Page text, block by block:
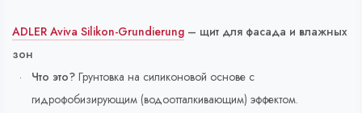
ADLER Aviva Silikon-Grundierung – щит для фасада и влажных
зон
Что это? Грунтовка на силиконовой основе с
гидрофобизирующим (водоотталкивающим) эффектом.